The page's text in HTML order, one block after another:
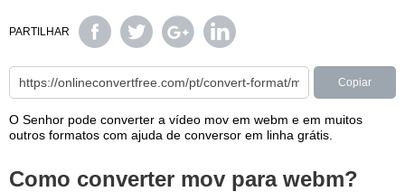
PARTILHAR
Copiar
O Senhor pode converter a vídeo mov em webm e em muitos
outros formatos com ajuda de conversor em linha grátis.
Como converter mov para webm?